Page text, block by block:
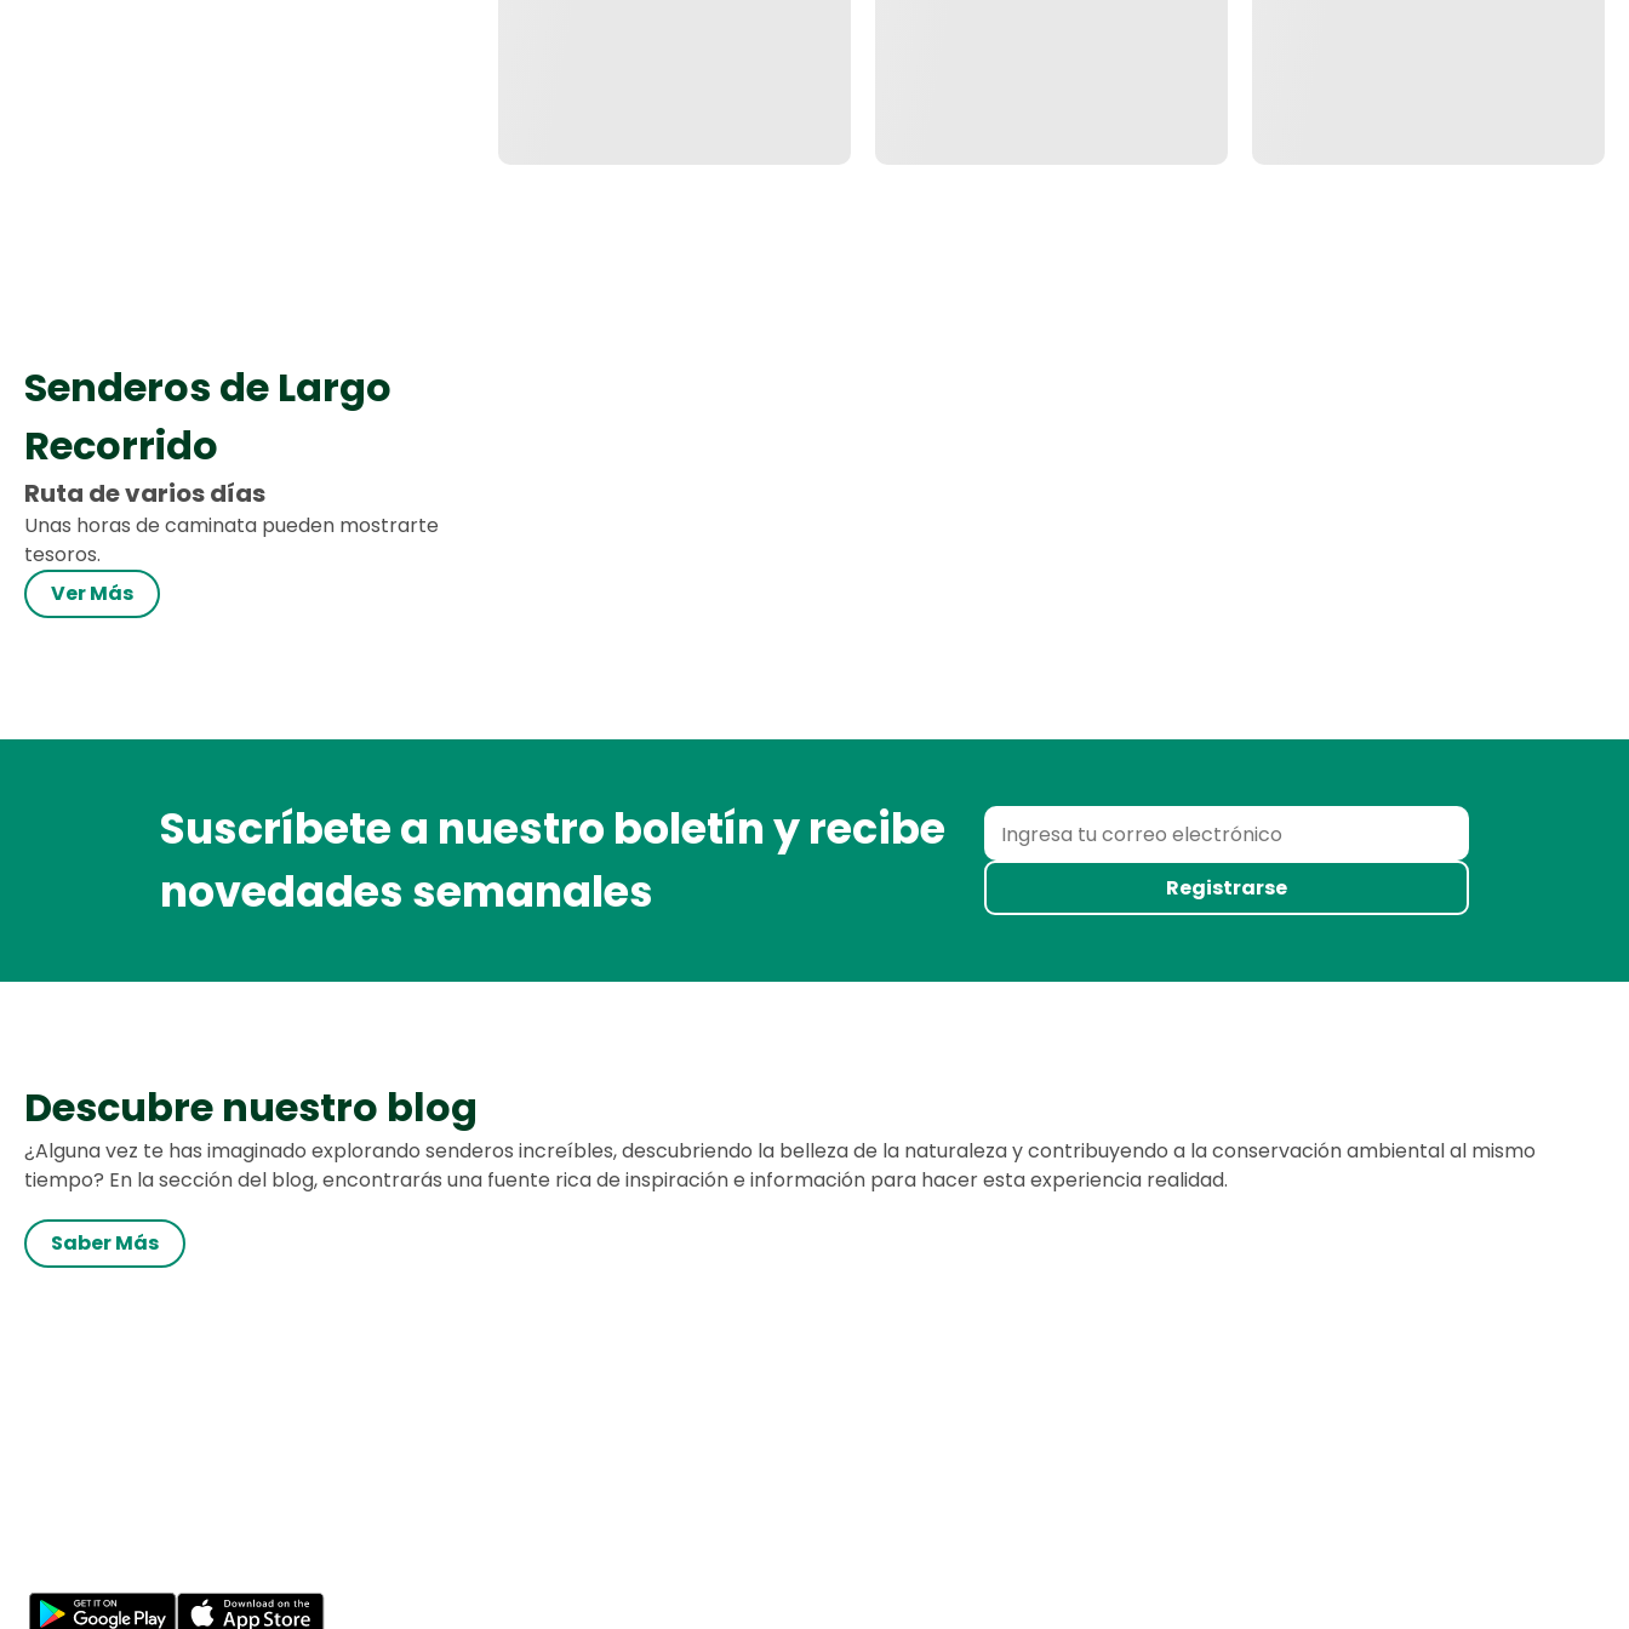
Senderos de Largo
Recorrido
Ruta de varios días
Unas horas de caminata pueden mostrarte
tesoros.
Ver Más
Suscríbete a nuestro boletín y recibe
novedades semanales
Registrarse
Descubre nuestro blog
¿Alguna vez te has imaginado explorando senderos increíbles, descubriendo la belleza de la naturaleza y contribuyendo a la conservación ambiental al mismo
tiempo? En la sección del blog, encontrarás una fuente rica de inspiración e información para hacer esta experiencia realidad.
Saber Más